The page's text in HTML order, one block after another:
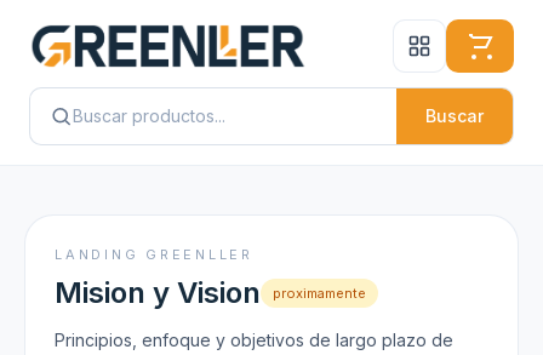
Buscar
LANDING GREENLLER
Mision y Vision proximamente
Principios, enfoque y objetivos de largo plazo de